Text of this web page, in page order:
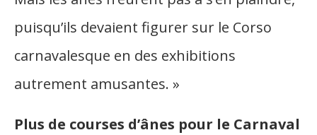
puisqu’ils devaient figurer sur le Corso
carnavalesque en des exhibitions
autrement amusantes. »
Plus de courses d’ânes pour le Carnaval